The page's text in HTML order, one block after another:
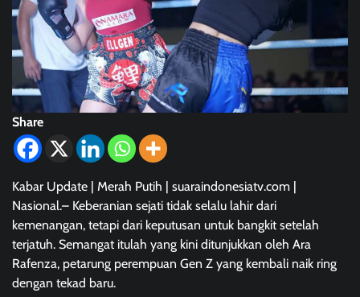
Share
Kabar Update | Merah Putih | suaraindonesiatv.com |
Nasional.– Keberanian sejati tidak selalu lahir dari
kemenangan, tetapi dari keputusan untuk bangkit setelah
terjatuh. Semangat itulah yang kini ditunjukkan oleh Ara
Rafenza, petarung perempuan Gen Z yang kembali naik ring
dengan tekad baru.